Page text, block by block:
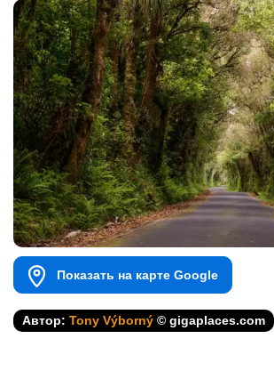
Показать на карте Google
Автор: Tony Výborný © gigaplaces.com